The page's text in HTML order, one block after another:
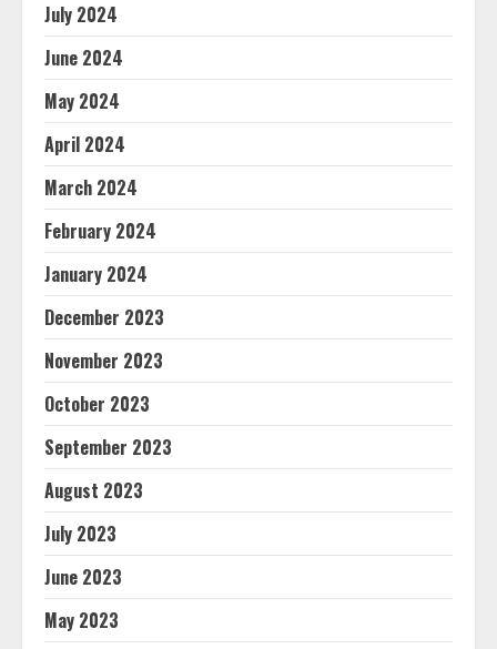
July 2024
June 2024
May 2024
April 2024
March 2024
February 2024
January 2024
December 2023
November 2023
October 2023
September 2023
August 2023
July 2023
June 2023
May 2023